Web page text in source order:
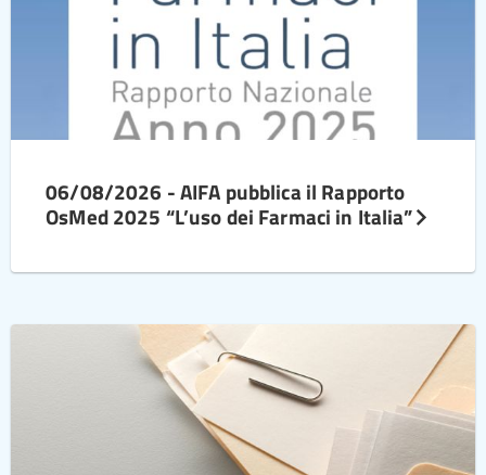
06/08/2026 - AIFA pubblica il Rapporto
OsMed 2025 “L’uso dei Farmaci in Italia”